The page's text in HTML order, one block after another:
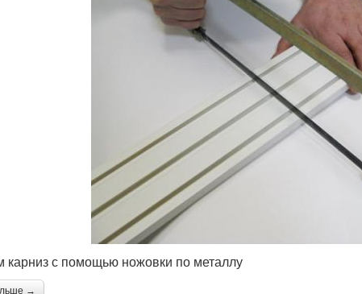
карниз с помощью ножовки по металлу
→